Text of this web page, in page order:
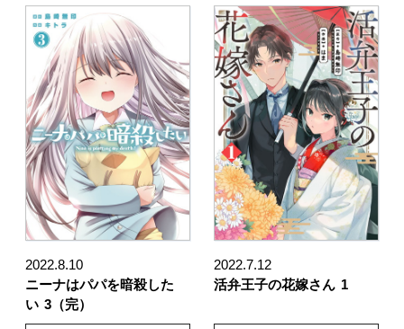
2022.8.10
ニーナはパパを暗殺した
い 3（完）
2022.7.12
活弁王子の花嫁さん 1